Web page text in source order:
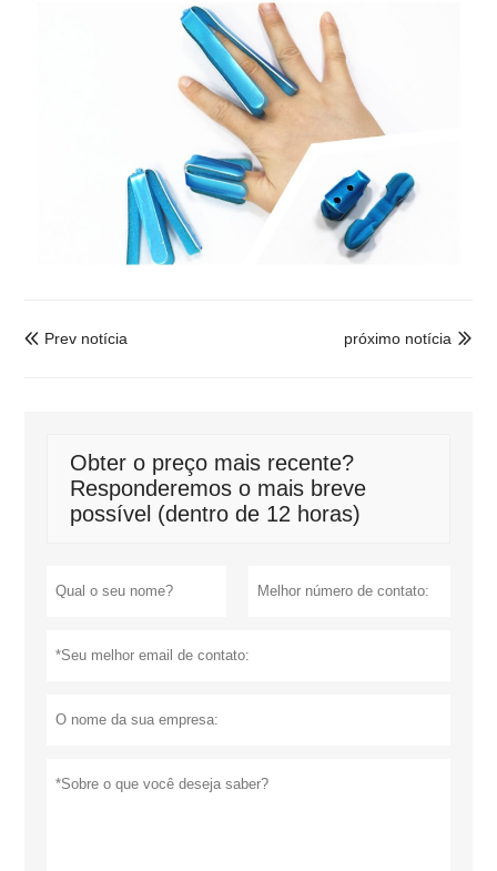
 Prev notícia 
próximo notícia
Obter o preço mais recente?
Responderemos o mais breve
possível (dentro de 12 horas)